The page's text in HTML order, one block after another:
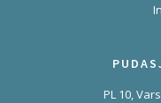
PL 10,